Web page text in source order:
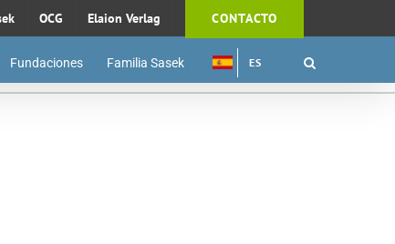
OCG Elaion Verlag CONTACTO
Fundaciones Familia Sasek ES